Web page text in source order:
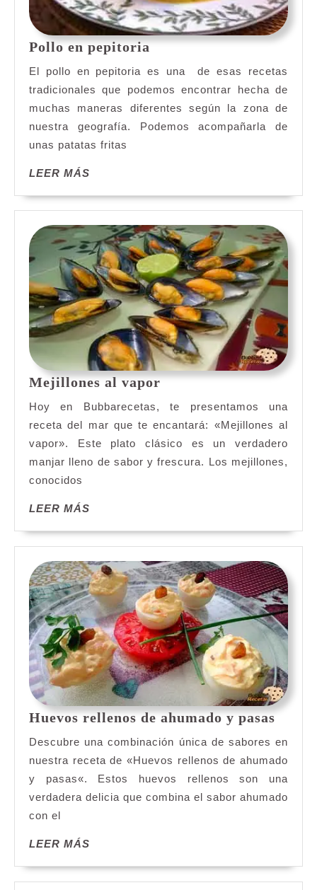
Pollo en pepitoriaPollo
pepitoria
El pollo en pepitoria es una de esas recetas
tradicionales que podemos encontrar hecha de
muchas maneras diferentes según la zona de
nuestra geografía. Podemos acompañarla de
unas patatas fritas
LEER MÁS
Mejillones al vaporMejillones
vapor
Hoy en Bubbarecetas, te presentamos una
receta del mar que te encantará: «Mejillones al
vapor». Este plato clásico es un verdadero
manjar lleno de sabor y frescura. Los mejillones,
conocidos
LEER MÁS
Huevos rellenos de ahumado y pasas
de
y
pasas
Descubre una combinación única de sabores en
nuestra receta de «Huevos rellenos de ahumado
y pasas«. Estos huevos rellenos son una
verdadera delicia que combina el sabor ahumado
con el
LEER MÁS